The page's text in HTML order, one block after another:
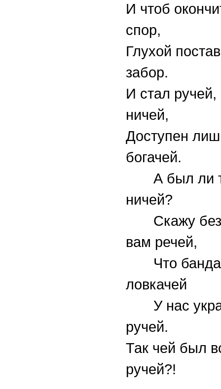
И чтоб
спор,
Глухой
забор.
И стал
ничей,
Доступен
богачей.
А был ли
ничей?
Скажу без
вам речей,
Что банда
ловкачей
У нас
ручей.
Так чей был
ручей?!